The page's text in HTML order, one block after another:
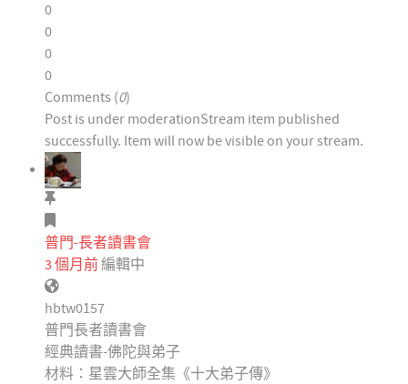
0
0
0
0
Comments (0)
Post is under moderationStream item published
successfully. Item will now be visible on your stream.
普門-長者讀書會
3 個月前編輯中
hbtw0157
普門長者讀書會
經典讀書-佛陀與弟子
材料：星雲大師全集《十大弟子傳》